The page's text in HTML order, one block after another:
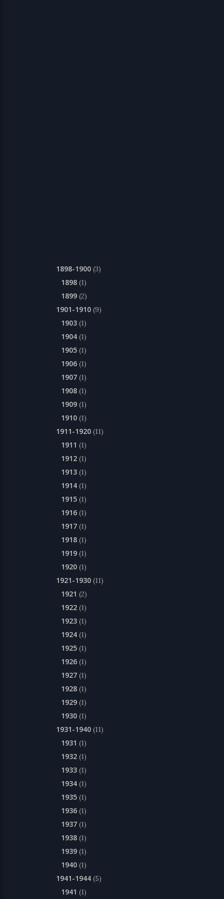
1898-1900 (3)
1898 (1)
1899 (2)
1901-1910 (9)
1903 (1)
1904 (1)
1905 (1)
1906 (1)
1907 (1)
1908 (1)
1909 (1)
1910 (1)
1911-1920 (11)
1911 (1)
1912 (1)
1913 (1)
1914 (1)
1915 (1)
1916 (1)
1917 (1)
1918 (1)
1919 (1)
1920 (1)
1921-1930 (11)
1921 (2)
1922 (1)
1923 (1)
1924 (1)
1925 (1)
1926 (1)
1927 (1)
1928 (1)
1929 (1)
1930 (1)
1931-1940 (11)
1931 (1)
1932 (1)
1933 (1)
1934 (1)
1935 (1)
1936 (1)
1937 (1)
1938 (1)
1939 (1)
1940 (1)
1941-1944 (5)
1941 (1)